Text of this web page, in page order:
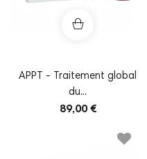
APPT - Traitement global
du...
89,00 €